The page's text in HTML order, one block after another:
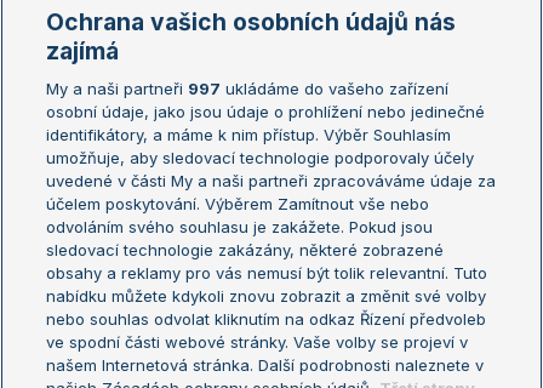
Žebříčky
Žebříček ATP (muži)
Žebříček WTA (ženy)
Sázkařský žebříček
Australian Open
French Open
Wimbledon
US Open
Turnaj mistrů
Turnaj mistryň
Aktualní trendy
Fotbalové přestupy
Livesport Daily
Ochrana vašich osobních údajů nás
zajímá
My a naši partneři 997 ukládáme do vašeho zařízení
osobní údaje, jako jsou údaje o prohlížení nebo jedinečné
identifikátory, a máme k nim přístup. Výběr Souhlasím
umožňuje, aby sledovací technologie podporovaly účely
uvedené v části My a naši partneři zpracováváme údaje za
účelem poskytování. Výběrem Zamítnout vše nebo
odvoláním svého souhlasu je zakážete. Pokud jsou
sledovací technologie zakázány, některé zobrazené
obsahy a reklamy pro vás nemusí být tolik relevantní. Tuto
nabídku můžete kdykoli znovu zobrazit a změnit své volby
nebo souhlas odvolat kliknutím na odkaz Řízení předvoleb
ve spodní části webové stránky. Vaše volby se projeví v
našem Internetová stránka. Další podrobnosti naleznete v